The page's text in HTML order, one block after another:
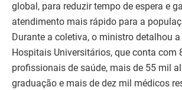
global, para reduzir tempo de espera e
atendimento mais rápido para a
Durante a coletiva, o ministro detalhou a
Hospitais Universitários, que conta com
profissionais de saúde, mais de 55 mil
graduação e mais de dez mil médicos